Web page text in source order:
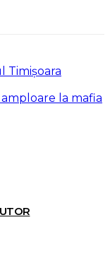
Timișoara
la mafia